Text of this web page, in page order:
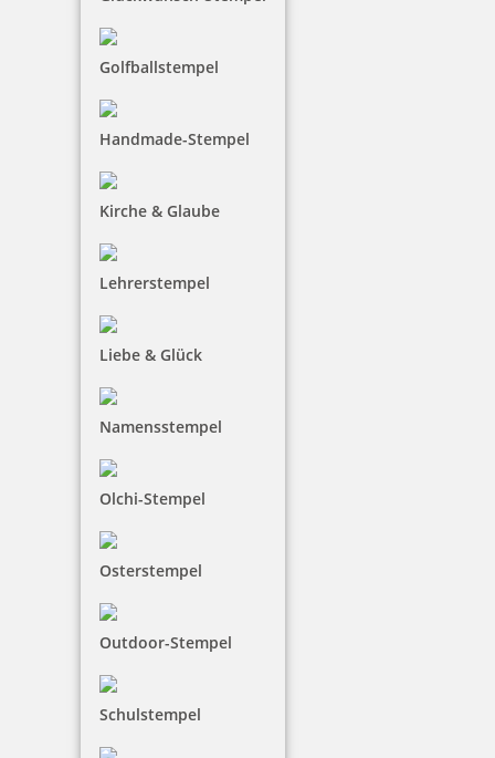
Golfballstempel
Handmade-Stempel
Kirche & Glaube
Lehrerstempel
Liebe & Glück
Namensstempel
Olchi-Stempel
Osterstempel
Outdoor-Stempel
Schulstempel